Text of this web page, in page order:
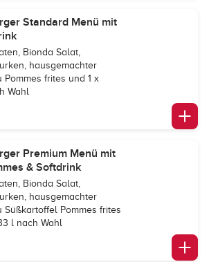
Standard Menü mit
Bionda Salat,
hausgemachter
Pommes frites und 1 x
Wahl
Premium Menü mit
& Softdrink
Bionda Salat,
hausgemachter
Süßkartoffel Pommes frites
l nach Wahl